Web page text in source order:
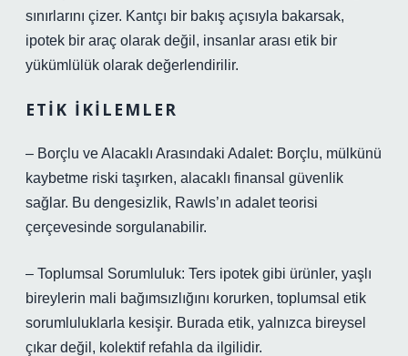
sınırlarını çizer. Kantçı bir bakış açısıyla bakarsak,
ipotek bir araç olarak değil, insanlar arası etik bir
yükümlülük olarak değerlendirilir.
ETIK İKILEMLER
– Borçlu ve Alacaklı Arasındaki Adalet: Borçlu, mülkünü
kaybetme riski taşırken, alacaklı finansal güvenlik
sağlar. Bu dengesizlik, Rawls’ın adalet teorisi
çerçevesinde sorgulanabilir.
– Toplumsal Sorumluluk: Ters ipotek gibi ürünler, yaşlı
bireylerin mali bağımsızlığını korurken, toplumsal etik
sorumluluklarla kesişir. Burada etik, yalnızca bireysel
çıkar değil, kolektif refahla da ilgilidir.